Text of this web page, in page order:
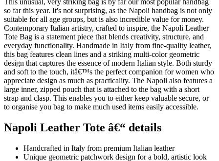
This unusual, very striking bag is by far our most popular handbag
so far this year. It's not surprising, as the Napoli handbag is not only
suitable for all age groups, but is also incredible value for money.
Contemporary Italian artistry, crafted to inspire, the Napoli Leather
Tote Bag is a statement piece that blends creativity, structure, and
everyday functionality. Handmade in Italy from fine-quality leather,
this bag features clean lines and a striking multi-color geometric
design that captures the essence of modern Italian style. Both sturdy
and soft to the touch, itâ€™s the perfect companion for women who
appreciate design as much as practicality. The Napoli also features a
large inner, zipped pouch that is attached to the bag with a short
strap and clasp. This enables you to either keep valuable secure, or
to organise you bag to make much used items easily accessible.
Napoli Leather Tote â€“ details
Handcrafted in Italy from premium Italian leather
Unique geometric patchwork design for a bold, artistic look